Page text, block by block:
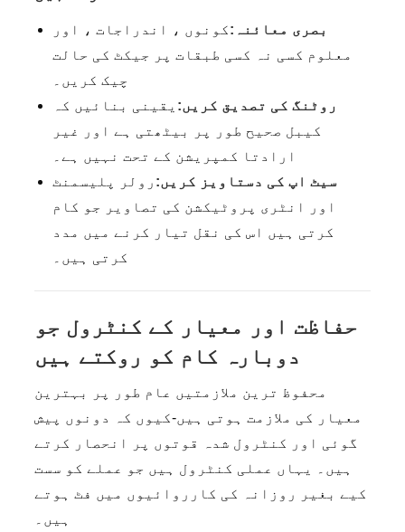
بصری معائنہ:کونوں ، اندراجات ، اور
معلوم کسی نہ کسی طبقات پر جیکٹ کی حالت
چیک کریں۔
روٹنگ کی تصدیق کریں: یقینی بنائیں کہ
کیبل صحیح طور پر بیٹھتی ہے اور غیر
ارادتا کمپریشن کے تحت نہیں ہے۔
سیٹ اپ کی دستاویز کریں: رولر پلیسمنٹ
اور انٹری پروٹیکشن کی تصاویر جو کام
کرتی ہیں اس کی نقل تیار کرنے میں مدد
کرتی ہیں۔
حفاظت اور معیار کے کنٹرول جو
دوبارہ کام کو روکتے ہیں
محفوظ ترین ملازمتیں عام طور پر بہترین
معیار کی ملازمت ہوتی ہیں-کیوں کہ دونوں پیش
گوئی اور کنٹرول شدہ قوتوں پر انحصار کرتے
ہیں۔ یہاں عملی کنٹرول ہیں جو عملے کو سست
کیے بغیر روزانہ کی کارروائیوں میں فٹ ہوتے
ہیں۔